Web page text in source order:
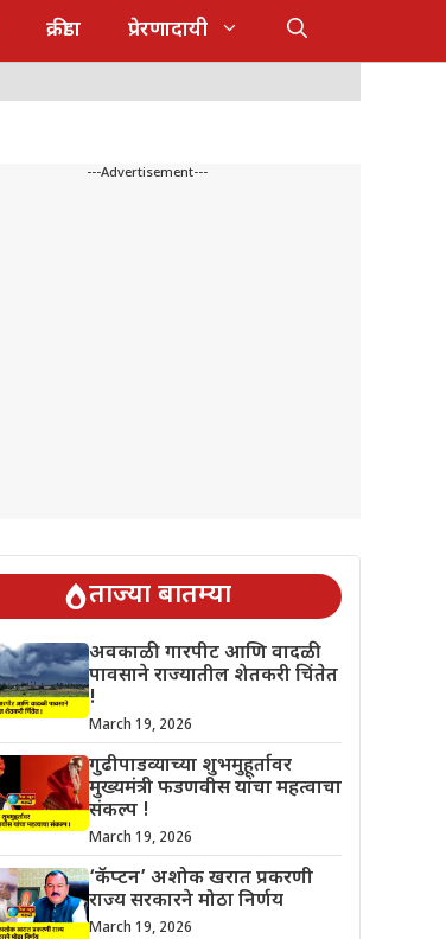
क्रीडा प्रेरणादायी
---Advertisement---
ताज्या बातम्या
अवकाळी गारपीट आणि वादळी
पावसाने राज्यातील शेतकरी चिंतेत
!
March 19, 2026
गुढीपाडव्याच्या शुभमुहूर्तावर
मुख्यमंत्री फडणवीस यांचा महत्वाचा
संकल्प !
March 19, 2026
‘कॅप्टन’ अशोक खरात प्रकरणी
राज्य सरकारने मोठा निर्णय
March 19, 2026